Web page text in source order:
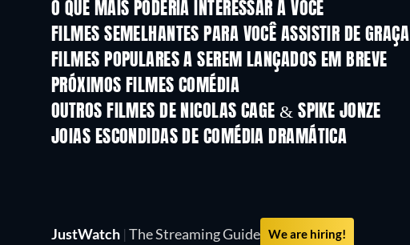
O QUE MAIS PODERIA INTERESSAR A VOCÊ
FILMES SEMELHANTES PARA VOCÊ ASSISTIR DE GRAÇA
FILMES POPULARES A SEREM LANÇADOS EM BREVE
PRÓXIMOS FILMES COMÉDIA
OUTROS FILMES DE NICOLAS CAGE & SPIKE JONZE
JOIAS ESCONDIDAS DE COMÉDIA DRAMÁTICA
JustWatch | The Streaming Guide We are hiring!